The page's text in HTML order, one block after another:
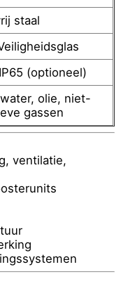
staal
(optioneel)
olie, niet-
gassen
ventilatie,